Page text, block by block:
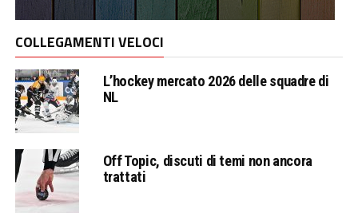
COLLEGAMENTI VELOCI
L’hockey mercato 2026 delle squadre di
NL
Off Topic, discuti di temi non ancora
trattati